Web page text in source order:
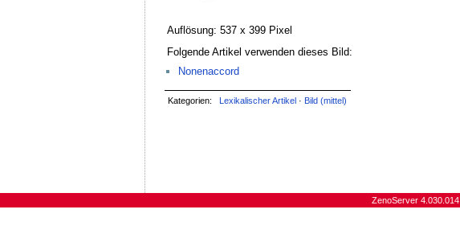
Auflösung: 537 x 399 Pixel
Folgende Artikel verwenden dieses Bild:
Nonenaccord
Kategorien: Lexikalischer Artikel · Bild (mittel)
ZenoServer 4.030.014